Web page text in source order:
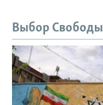
Выбор Свободы